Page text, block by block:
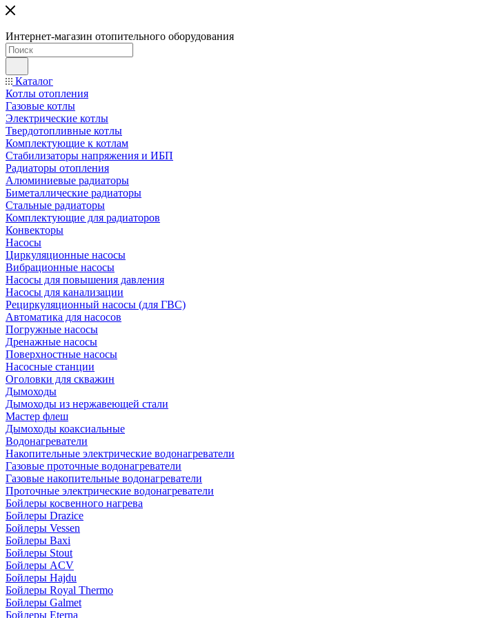
Интернет-магазин отопительного оборудования
Каталог
Котлы отопления
Газовые котлы
Электрические котлы
Твердотопливные котлы
Комплектующие к котлам
Стабилизаторы напряжения и ИБП
Радиаторы отопления
Алюминиевые радиаторы
Биметаллические радиаторы
Стальные радиаторы
Комплектующие для радиаторов
Конвекторы
Насосы
Циркуляционные насосы
Вибрационные насосы
Насосы для повышения давления
Насосы для канализации
Рециркуляционный насосы (для ГВС)
Автоматика для насосов
Погружные насосы
Дренажные насосы
Поверхностные насосы
Насосные станции
Оголовки для скважин
Дымоходы
Дымоходы из нержавеющей стали
Мастер флеш
Дымоходы коаксиальные
Водонагреватели
Накопительные электрические водонагреватели
Газовые проточные водонагреватели
Газовые накопительные водонагреватели
Проточные электрические водонагреватели
Бойлеры косвенного нагрева
Бойлеры Drazice
Бойлеры Vessen
Бойлеры Baxi
Бойлеры Stout
Бойлеры ACV
Бойлеры Hajdu
Бойлеры Royal Thermo
Бойлеры Galmet
Бойлеры Eterna